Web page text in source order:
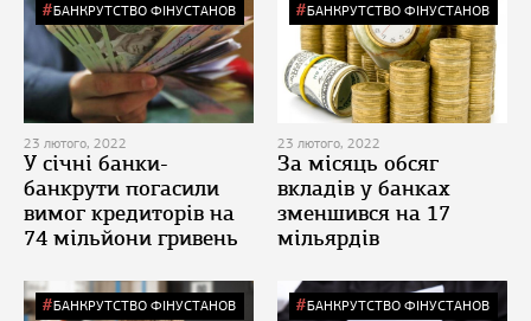
БАНКРУТСТВО ФІНУСТАНОВ
23 лютого, 2022
У січні банки-
банкрути погасили
вимог кредиторів на
74 мільйони гривень
БАНКРУТСТВО ФІНУСТАНОВ
23 лютого, 2022
За місяць обсяг
вкладів у банках
зменшився на 17
мільярдів
БАНКРУТСТВО ФІНУСТАНОВ БАНКРУТСТВО ФІНУСТАНОВ